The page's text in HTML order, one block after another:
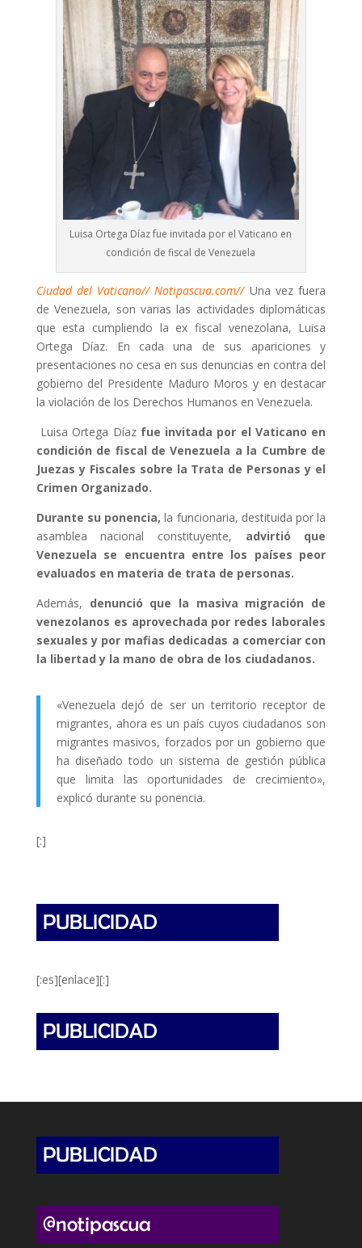
Luisa Ortega Díaz fue invitada por el Vaticano en
condición de fiscal de Venezuela
Ciudad del Vaticano// Notipascua.com//Una vez fuera
de Venezuela, son varias las actividades diplomáticas
que esta cumpliendo la ex fiscal venezolana, Luisa
Ortega Díaz. En cada una de sus apariciones y
presentaciones no cesa en sus denuncias en contra del
gobierno del Presidente Maduro Moros y en destacar
la violación de los Derechos Humanos en Venezuela.
Luisa Ortega Díaz fue invitada por el Vaticano en
condición de fiscal de Venezuela a la Cumbre de
Juezas y Fiscales sobre la Trata de Personas y el
Crimen Organizado.
Durante su ponencia, la funcionaria, destituida por la
asamblea nacional constituyente, advirtió que
Venezuela se encuentra entre los países peor
evaluados en materia de trata de personas.
Además, denunció que la masiva migración de
venezolanos es aprovechada por redes laborales
sexuales y por mafias dedicadas a comerciar con
la libertad y la mano de obra de los ciudadanos.
«Venezuela dejó de ser un territorio receptor de
migrantes, ahora es un país cuyos ciudadanos son
migrantes masivos, forzados por un gobierno que
ha diseñado todo un sistema de gestión pública
que limita las oportunidades de crecimiento»,
explicó durante su ponencia.
[:]
[:es][enlace][:]